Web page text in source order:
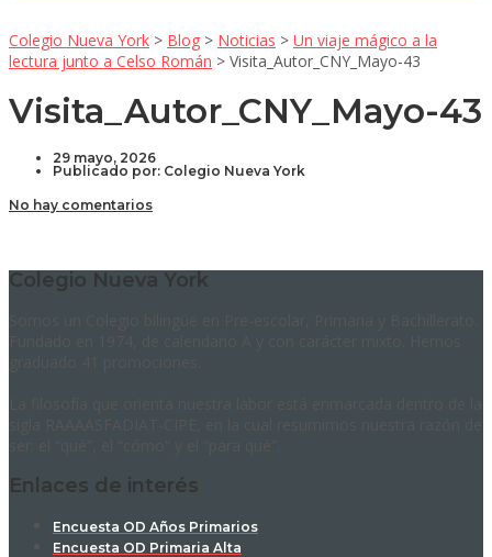
Colegio Nueva York > Blog > Noticias > Un viaje mágico a la
lectura junto a Celso Román > Visita_Autor_CNY_Mayo-43
Visita_Autor_CNY_Mayo-43
29 mayo, 2026
Publicado por: Colegio Nueva York
No hay comentarios
Colegio Nueva York
Enlaces de interés
Encuesta OD Años Primarios
Encuesta OD Primaria Alta